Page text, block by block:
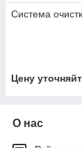
Система
Цену
О нас